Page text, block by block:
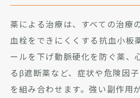
薬による治療は、すべての治療
血栓をできにくくする抗血小板
ールを下げ動脈硬化を防ぐ薬、
るβ遮断薬など、症状や危険因
を組み合わせます。強い副作用